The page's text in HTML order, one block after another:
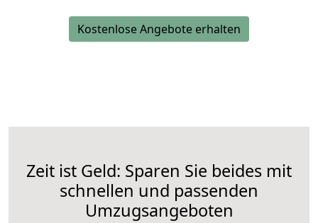
Kostenlose Angebote erhalten
Zeit ist Geld: Sparen Sie beides mit
schnellen und passenden
Umzugsangeboten